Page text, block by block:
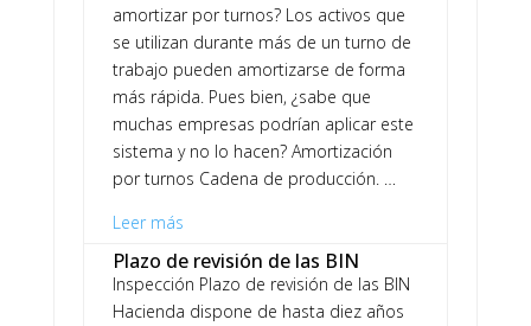
amortizar por turnos? Los activos que
se utilizan durante más de un turno de
trabajo pueden amortizarse de forma
más rápida. Pues bien, ¿sabe que
muchas empresas podrían aplicar este
sistema y no lo hacen? Amortización
por turnos Cadena de producción. …
Leer más
Plazo de revisión de las BIN
Inspección Plazo de revisión de las BIN
Hacienda dispone de hasta diez años